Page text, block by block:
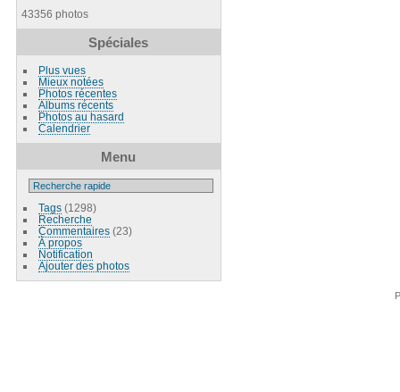
43356 photos
Spéciales
Plus vues
Mieux notées
Photos récentes
Albums récents
Photos au hasard
Calendrier
Menu
Tags(1298)
Recherche
Commentaires(23)
À propos
Notification
Ajouter des photos